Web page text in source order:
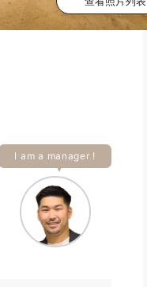
I am a manager !